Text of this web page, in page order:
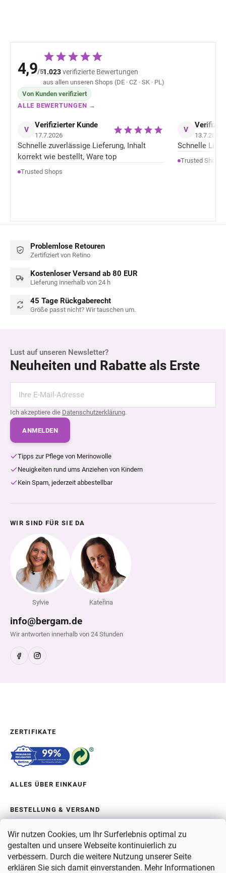
Wir nutzen Cookies, um Ihr Surferlebnis optimal zu
gestalten und unsere Webseite kontinuierlich zu
verbessern. Durch die weitere Nutzung unserer Seite
erklären Sie sich damit einverstanden. Mehr Informationen
4,9/51.023verifizierte Bewertungen
aus allen unseren Shops (DE · CZ · SK · PL)
Von Kunden verifiziert
ALLE BEWERTUNGEN →
V Verifizierter Kunde
17.7.2026
Schnelle zuverlässige Lieferung, Inhalt
korrekt wie bestellt, Ware top
Trusted Shops
V
13.7.2026
Schnelle
Trusted Shops
Problemlose Retouren
Zertifiziert von Retino
Kostenloser Versand ab 80 EUR
Lieferung innerhalb von 24 h
45 Tage Rückgaberecht
Größe passt nicht? Wir tauschen um.
Lust auf unseren Newsletter?
Neuheiten und Rabatte als Erste
Ich akzeptiere die Datenschutzerklärung.
ANMELDEN
Tipps zur Pflege von Merinowolle
Neuigkeiten rund ums Anziehen von Kindern
Kein Spam, jederzeit abbestellbar
WIR SIND FÜR SIE DA
Sylvie Kateřina
info@bergam.de
Wir antworten innerhalb von 24 Stunden
ZERTIFIKATE
ALLES ÜBER EINKAUF
BESTELLUNG & VERSAND
ÜBER BERGAM
ZAHLUNG